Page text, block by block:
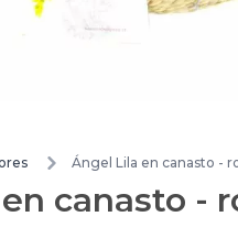
Ángel Lila en canasto -
canasto -